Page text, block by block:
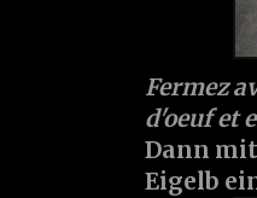
Fermez
d'oeuf et
Dann
Eigelb